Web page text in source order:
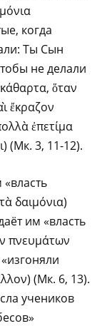
когда
Ты Сын
не делали
ὅταν
ἔκραζον
ἐπετίμα
(Мк. 3, 11-12).
δαιμόνια)
им «власть
πνευμάτων
(Мк. 6, 13).
учеников